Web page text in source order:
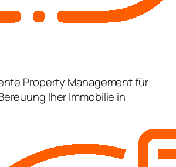
Property Management für
Iher Immobilie in